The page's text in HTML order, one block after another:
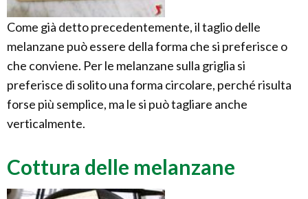
Come già detto precedentemente, il taglio delle
melanzane può essere della forma che si preferisce o
che conviene. Per le melanzane sulla griglia si
preferisce di solito una forma circolare, perché risulta
forse più semplice, ma le si può tagliare anche
verticalmente.
Cottura delle melanzane